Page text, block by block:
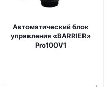
Автоматический блок
управления «BARRIER»
Pro100V1